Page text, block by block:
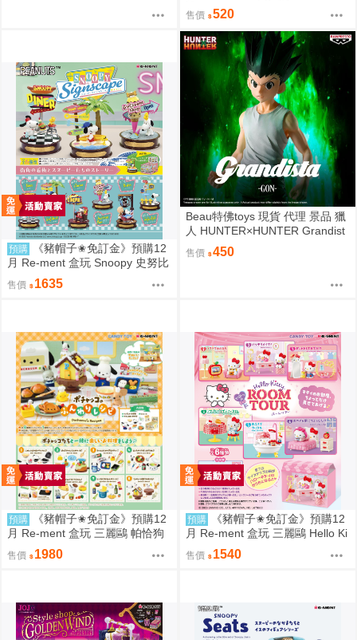
售價 520
預購
《豬帽子✬免訂金》預購12
月 Re-ment 盒玩 Snoopy 史努比
街角招牌場景 中盒6入 0816
售價 1635
Beau特佛toys 現貨 代理 景品 獵
人 HUNTER×HUNTER Grandist
a 小傑 0206
售價 450
預購
《豬帽子✬免訂金》預購12
月 Re-ment 盒玩 三麗鷗 帕恰狗
烘焙食譜 中盒8入 0816
售價 1980
預購
《豬帽子✬免訂金》預購12
月 Re-ment 盒玩 三麗鷗 Hello Ki
tty 秘密房間之旅 中盒6入 0816
售價 1540